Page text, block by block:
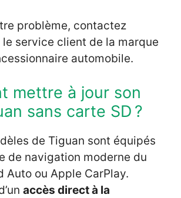
problème, contactez
service client de la marque
automobile.
mettre à jour son
sans carte SD ?
de Tiguan sont équipés
de navigation moderne du
Auto ou Apple CarPlay.
accès direct à la